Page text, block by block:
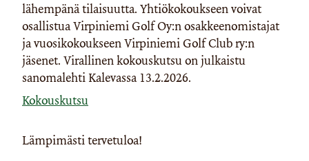
lähempänä tilaisuutta. Yhtiökokoukseen voivat
osallistua Virpiniemi Golf Oy:n osakkeenomistajat
ja vuosikokoukseen Virpiniemi Golf Club ry:n
jäsenet. Virallinen kokouskutsu on julkaistu
sanomalehti Kalevassa 13.2.2026.
Kokouskutsu
Lämpimästi tervetuloa!